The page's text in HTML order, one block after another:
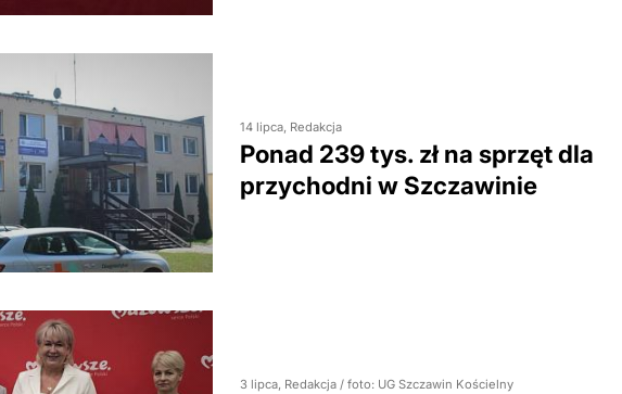
14 lipca, Redakcja
Ponad 239 tys. zł na sprzęt dla
przychodni w Szczawinie
3 lipca, Redakcja / foto: UG Szczawin Kościelny